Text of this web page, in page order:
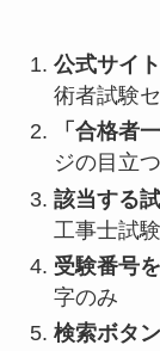
公式サイ
術者試験
「合格者
ジの目立
該当する
工事士試
受験番号
字のみ
検索ボタ